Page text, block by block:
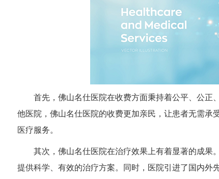
首先，佛山名仕医院在收费方面秉持着公平、公正
他医院，佛山名仕医院的收费更加亲民，让患者无需承
医疗服务。
其次，佛山名仕医院在治疗效果上有着显著的成果
提供科学、有效的治疗方案。同时，医院引进了国内外